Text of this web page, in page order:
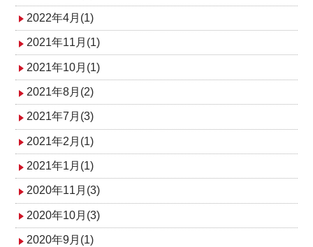
2022年4月(1)
2021年11月(1)
2021年10月(1)
2021年8月(2)
2021年7月(3)
2021年2月(1)
2021年1月(1)
2020年11月(3)
2020年10月(3)
2020年9月(1)